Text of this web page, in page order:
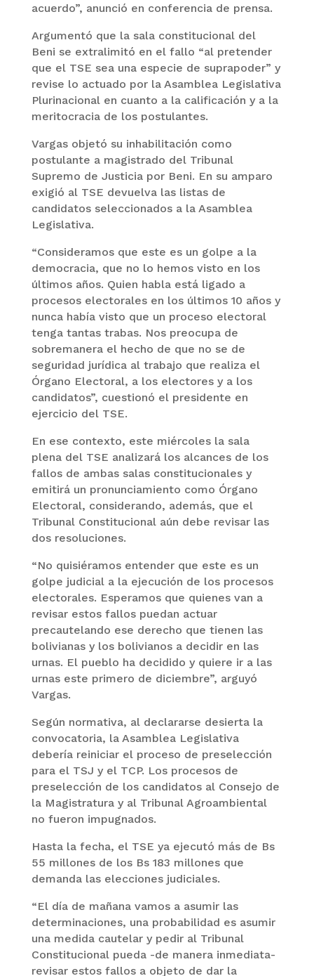
acuerdo”, anunció en conferencia de prensa.
Argumentó que la sala constitucional del
Beni se extralimitó en el fallo “al pretender
que el TSE sea una especie de suprapoder” y
revise lo actuado por la Asamblea Legislativa
Plurinacional en cuanto a la calificación y a la
meritocracia de los postulantes.
Vargas objetó su inhabilitación como
postulante a magistrado del Tribunal
Supremo de Justicia por Beni. En su amparo
exigió al TSE devuelva las listas de
candidatos seleccionados a la Asamblea
Legislativa.
“Consideramos que este es un golpe a la
democracia, que no lo hemos visto en los
últimos años. Quien habla está ligado a
procesos electorales en los últimos 10 años y
nunca había visto que un proceso electoral
tenga tantas trabas. Nos preocupa de
sobremanera el hecho de que no se de
seguridad jurídica al trabajo que realiza el
Órgano Electoral, a los electores y a los
candidatos”, cuestionó el presidente en
ejercicio del TSE.
En ese contexto, este miércoles la sala
plena del TSE analizará los alcances de los
fallos de ambas salas constitucionales y
emitirá un pronunciamiento como Órgano
Electoral, considerando, además, que el
Tribunal Constitucional aún debe revisar las
dos resoluciones.
“No quisiéramos entender que este es un
golpe judicial a la ejecución de los procesos
electorales. Esperamos que quienes van a
revisar estos fallos puedan actuar
precautelando ese derecho que tienen las
bolivianas y los bolivianos a decidir en las
urnas. El pueblo ha decidido y quiere ir a las
urnas este primero de diciembre”, arguyó
Vargas.
Según normativa, al declararse desierta la
convocatoria, la Asamblea Legislativa
debería reiniciar el proceso de preselección
para el TSJ y el TCP. Los procesos de
preselección de los candidatos al Consejo de
la Magistratura y al Tribunal Agroambiental
no fueron impugnados.
Hasta la fecha, el TSE ya ejecutó más de Bs
55 millones de los Bs 183 millones que
demanda las elecciones judiciales.
“El día de mañana vamos a asumir las
determinaciones, una probabilidad es asumir
una medida cautelar y pedir al Tribunal
Constitucional pueda -de manera inmediata-
revisar estos fallos a objeto de dar la